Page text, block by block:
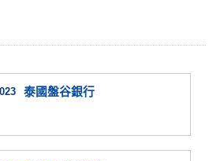
023 泰國盤谷銀行